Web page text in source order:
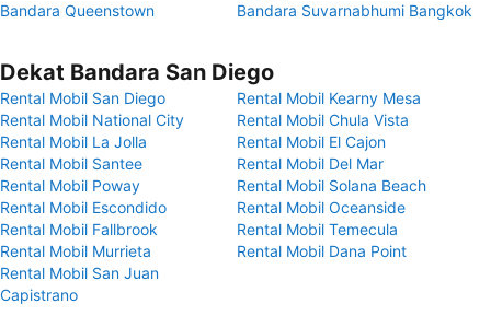
Bandara Queenstown
Bandara Suvarnabhumi Bangkok
Dekat Bandara San Diego
Rental Mobil San Diego
Rental Mobil Kearny Mesa
Rental Mobil National City
Rental Mobil Chula Vista
Rental Mobil La Jolla
Rental Mobil El Cajon
Rental Mobil Santee
Rental Mobil Del Mar
Rental Mobil Poway
Rental Mobil Solana Beach
Rental Mobil Escondido
Rental Mobil Oceanside
Rental Mobil Fallbrook
Rental Mobil Temecula
Rental Mobil Murrieta
Rental Mobil Dana Point
Rental Mobil San Juan
Capistrano